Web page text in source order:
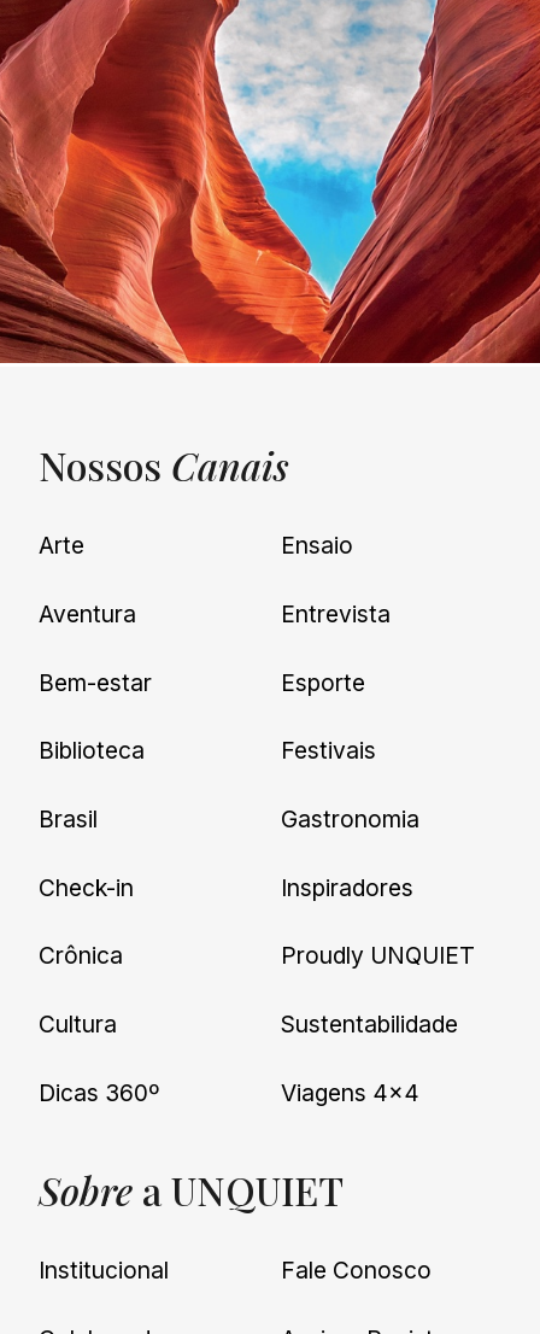
UNQUIET
Newsletter
nossas novidades.
Nossos Canais
Arte
Aventura
Bem-estar
Biblioteca
Brasil
Check-in
Crônica
Cultura
Dicas 360º
Ensaio
Entrevista
Esporte
Festivais
Gastronomia
Inspiradores
Proudly UNQUIET
Sustentabilidade
Viagens 4×4
Sobre a UNQUIET
Institucional Fale Conosco